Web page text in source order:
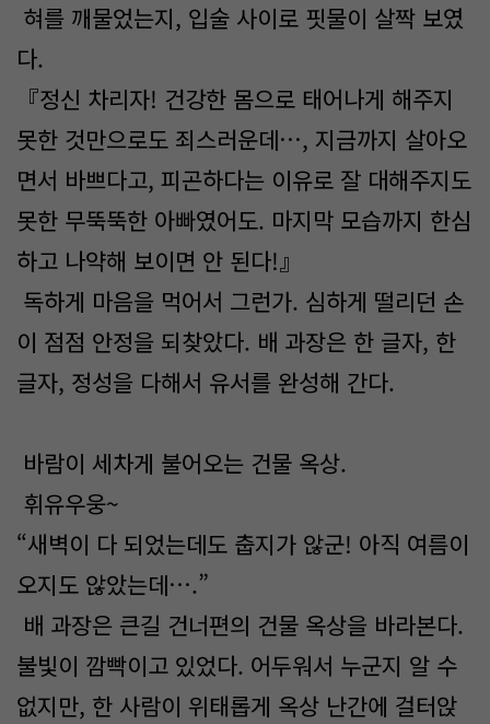
혀를 깨물었는지, 입술 사이로 핏물이 살짝 보였
다.
『정신 차리자! 건강한 몸으로 태어나게 해주지
못한 것만으로도 죄스러운데…, 지금까지 살아오
면서 바쁘다고, 피곤하다는 이유로 잘 대해주지도
못한 무뚝뚝한 아빠였어도. 마지막 모습까지 한심
하고 나약해 보이면 안 된다!』
독하게 마음을 먹어서 그런가. 심하게 떨리던 손
이 점점 안정을 되찾았다. 배 과장은 한 글자, 한
글자, 정성을 다해서 유서를 완성해 간다.
바람이 세차게 불어오는 건물 옥상.
휘유우웅~
“새벽이 다 되었는데도 춥지가 않군! 아직 여름이
오지도 않았는데….”
배 과장은 큰길 건너편의 건물 옥상을 바라본다.
불빛이 깜빡이고 있었다. 어두워서 누군지 알 수
없지만, 한 사람이 위태롭게 옥상 난간에 걸터앉